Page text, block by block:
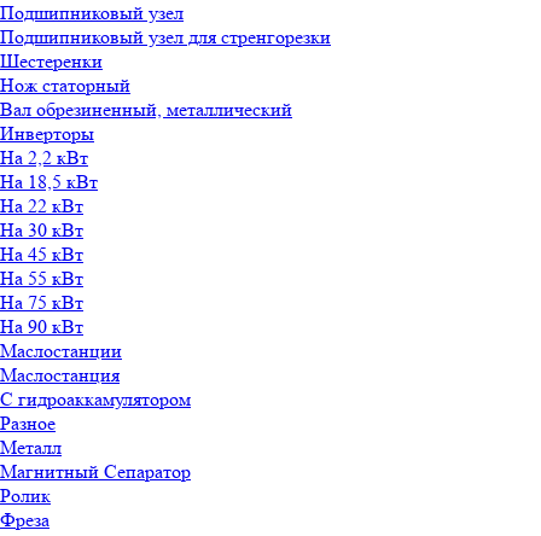
Подшипниковый узел
Подшипниковый узел для стренгорезки
Шестеренки
Нож статорный
Вал обрезиненный, металлический
Инверторы
На 2,2 кВт
На 18,5 кВт
На 22 кВт
На 30 кВт
На 45 кВт
На 55 кВт
На 75 кВт
На 90 кВт
Маслостанции
Маслостанция
С гидроаккамулятором
Разное
Металл
Магнитный Сепаратор
Ролик
Фреза